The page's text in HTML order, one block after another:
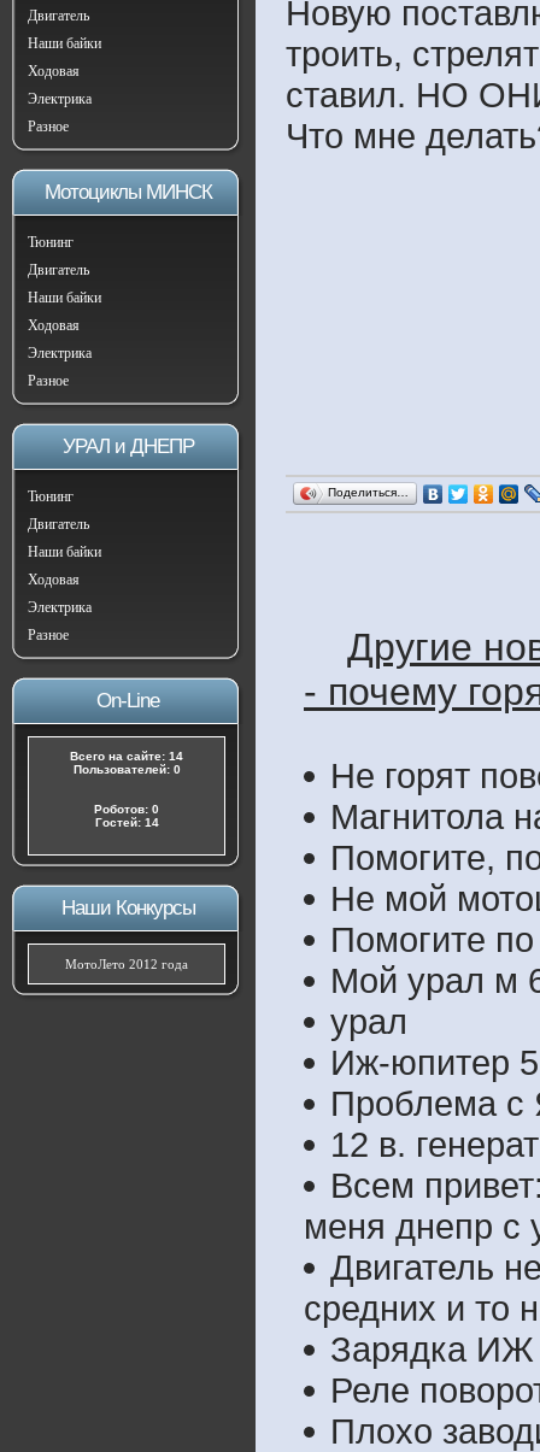
Двигатель
Наши байки
Ходовая
Электрика
Разное
Мотоциклы МИНСК
Тюнинг
Двигатель
Наши байки
Ходовая
Электрика
Разное
УРАЛ и ДНЕПР
Тюнинг
Двигатель
Наши байки
Ходовая
Электрика
Разное
On-Line
Всего на сайте: 14
Пользователей: 0
Роботов: 0
Гостей: 14
Наши Конкурсы
МотоЛето 2012 года
Новую
троить,
ставил. НО
Что мне
Поделиться…
Другие
- почему
Не горят
Магнитола
Помогите,
Не мой
Помогите по
Мой урал м
урал
Иж-юпитер
Проблема с
12 в.
Всем
меня днепр с
Двигатель
средних и то
Зарядка
Реле
Плохо